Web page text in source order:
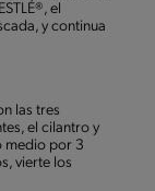
el
y continua
las tres
el cilantro y
medio por 3
vierte los